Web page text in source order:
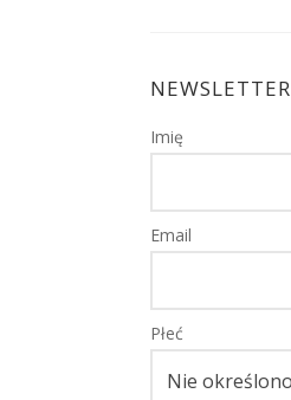
NEWSLETTER
Imię
Email
Płeć